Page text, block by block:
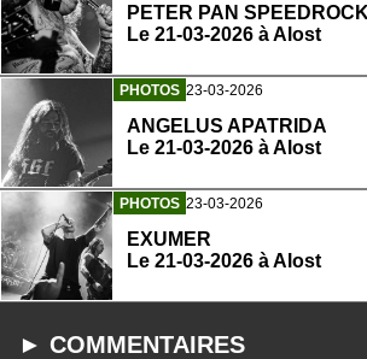
PETER PAN SPEEDROCK
Le 21-03-2026 à Alost
PHOTOS 23-03-2026
ANGELUS APATRIDA
Le 21-03-2026 à Alost
PHOTOS 23-03-2026
EXUMER
Le 21-03-2026 à Alost
► COMMENTAIRES